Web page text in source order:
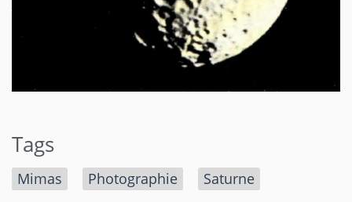
Tags
Mimas Photographie Saturne